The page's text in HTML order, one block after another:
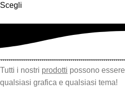
Scegli
Tutti i nostri prodotti possono essere
qualsiasi grafica e qualsiasi tema!